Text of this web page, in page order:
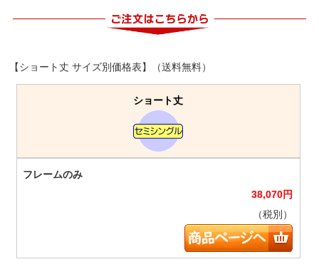
【ショート丈 サイズ別価格表】（送料無料）
ショート丈
38,070円
（税別）